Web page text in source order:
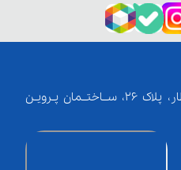
تهران، میدان عطار، خیابان عطار، پلاک 26، ســاختــمان پـرویـن